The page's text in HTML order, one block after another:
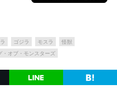
ゴジラ モスラ
怪獣
・オブ・モンスターズ